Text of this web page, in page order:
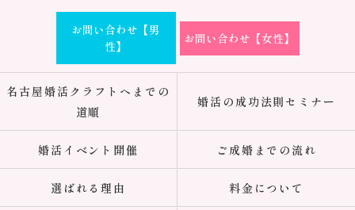
お問い合わせ【男
性】
お問い合わせ【女性】
名古屋婚活クラフトへまでの
道順
婚活の成功法則セミナー
婚活イベント開催 ご成婚までの流れ
選ばれる理由 料金について